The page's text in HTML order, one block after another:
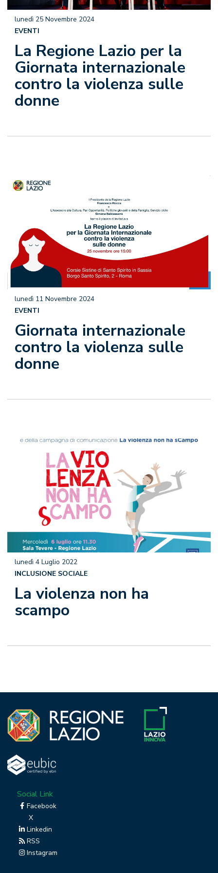
La Regione Lazio per la
Giornata internazionale
contro la violenza sulle
donne
lunedì 25 Novembre 2024
EVENTI
Giornata internazionale
contro la violenza sulle
donne
lunedì 11 Novembre 2024
EVENTI
La violenza non ha
scampo
lunedì 4 Luglio 2022
INCLUSIONE SOCIALE
Social Link
Facebook
X
Linkedin
RSS
Instagram